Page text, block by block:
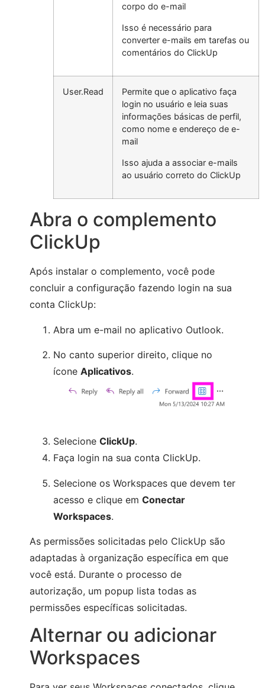
corpo do e-mail
Isso é necessário para
converter e-mails em tarefas ou
comentários do ClickUp
User.Read
Permite que o aplicativo faça
login no usuário e leia suas
informações básicas de perfil,
como nome e endereço de e-
mail
Isso ajuda a associar e-mails
ao usuário correto do ClickUp
Abra o complemento
ClickUp
Após instalar o complemento, você pode
concluir a configuração fazendo login na sua
conta ClickUp:
Abra um e-mail no aplicativo Outlook.
No canto superior direito, clique no
ícone Aplicativos.
Selecione ClickUp.
Faça login na sua conta ClickUp.
Selecione os Workspaces que devem ter
acesso e clique em Conectar
Workspaces.
As permissões solicitadas pelo ClickUp são
adaptadas à organização específica em que
você está. Durante o processo de
autorização, um popup lista todas as
permissões específicas solicitadas.
Alternar ou adicionar
Workspaces